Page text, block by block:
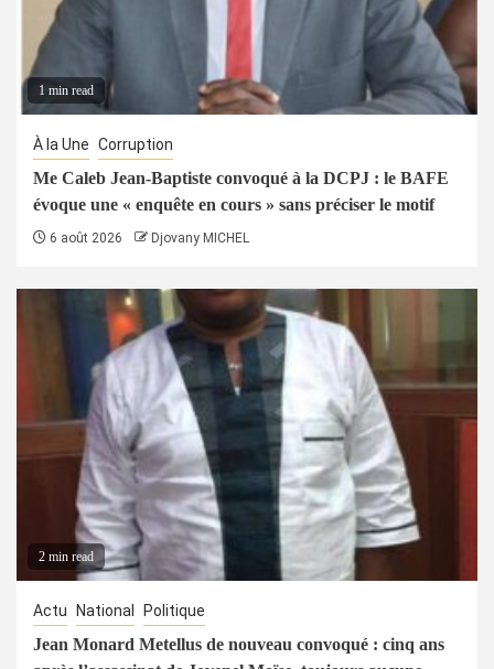
1 min read
À la Une Corruption
Me Caleb Jean-Baptiste convoqué à la DCPJ : le BAFE
évoque une « enquête en cours » sans préciser le motif
6 août 2026 Djovany MICHEL
2 min read
Actu National Politique
Jean Monard Metellus de nouveau convoqué : cinq ans